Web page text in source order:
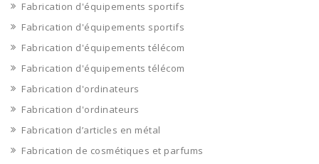
Fabrication d'équipements sportifs
Fabrication d'équipements sportifs
Fabrication d'équipements télécom
Fabrication d'équipements télécom
Fabrication d'ordinateurs
Fabrication d'ordinateurs
Fabrication d’articles en métal
Fabrication de cosmétiques et parfums